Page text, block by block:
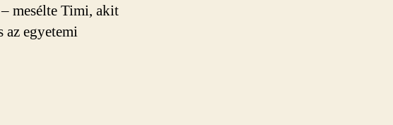
mesélte Timi, akit
az egyetemi